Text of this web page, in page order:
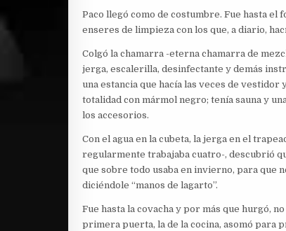
Paco llegó como de costumbre. Fue hasta
enseres de limpieza con los que, a diario,
Colgó la chamarra -eterna chamarra de
jerga, escalerilla, desinfectante y demás
una estancia que hacía las veces de
totalidad con mármol negro; tenía sauna y
los accesorios.
Con el agua en la cubeta, la jerga en el
regularmente trabajaba cuatro-, descubrió
que sobre todo usaba en invierno, para que
diciéndole “manos de lagarto”.
Fue hasta la covacha y por más que hurgó,
primera puerta, la de la cocina, asomó para